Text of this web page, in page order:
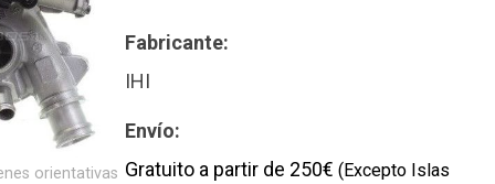
Fabricante:
IHI
Envío:
Gratuito a partir de 250€ (Excepto Islas
orientativas